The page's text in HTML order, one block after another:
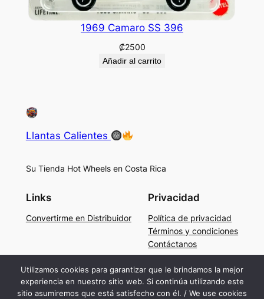
1969 Camaro SS 396
₡2500
Añadir al carrito
Llantas Calientes
Su Tienda Hot Wheels en Costa Rica
Links
Convertirme en Distribuidor
Privacidad
Política de privacidad
Términos y condiciones
Contáctanos
Social
Facebook
Utilizamos cookies para garantizar que le brindamos la mejor
experiencia en nuestro sitio web. Si continúa utilizando este
sitio asumiremos que está satisfecho con él. / We use cookies